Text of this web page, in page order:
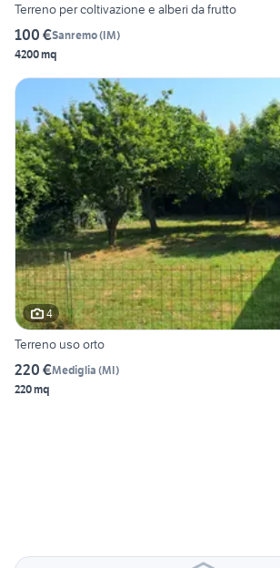
Terreno per coltivazione e alberi da frutto
100 €Sanremo(IM)
4200 mq
4
Terreno uso orto
220 €Mediglia (MI)
220 mq